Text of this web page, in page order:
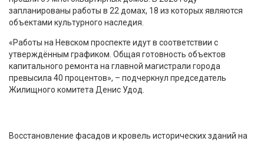
запланированы работы в 22 домах, 18 из которых являются
объектами культурного наследия.
«Работы на Невском проспекте идут в соответствии с
утверждённым графиком. Общая готовность объектов
капитального ремонта на главной магистрали города
превысила 40 процентов», – подчеркнул председатель
Жилищного комитета Денис Удод.
Восстановление фасадов и кровель исторических зданий на